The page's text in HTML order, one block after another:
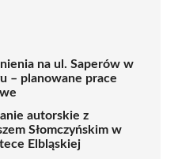
na ul. Saperów w
– planowane prace
autorskie z
Słomczyńskim w
Elbląskiej